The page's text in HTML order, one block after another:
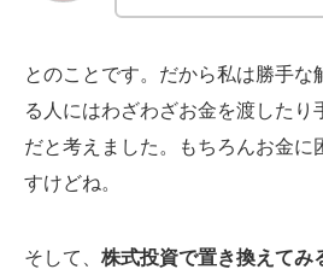
とのことです。だから私は勝手な
る人にはわざわざお金を渡したり
だと考えました。もちろんお金に
すけどね。
そして、 株式投資で置き換えてみ